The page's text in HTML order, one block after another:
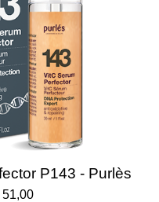
P143 - Purlès
51,00